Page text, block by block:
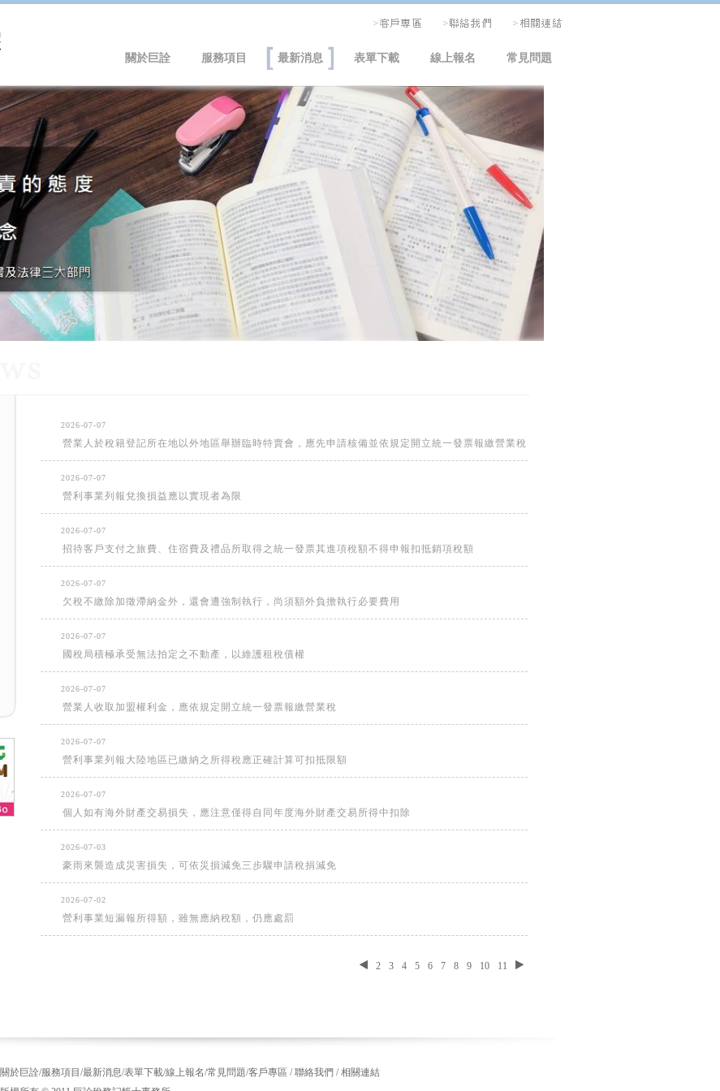
關於巨詮 服務項目 最新消息 表單下載 線上報名 常見問題
2026-07-07
營業人於稅籍登記所在地以外地區舉辦臨時特賣會，應先申請核備並依規定開立統一發票報繳營業稅
2026-07-07
營利事業列報兌換損益應以實現者為限
2026-07-07
招待客戶支付之旅費、住宿費及禮品所取得之統一發票其進項稅額不得申報扣抵銷項稅額
2026-07-07
欠稅不繳除加徵滯納金外，還會遭強制執行，尚須額外負擔執行必要費用
2026-07-07
國稅局積極承受無法拍定之不動產，以維護租稅債權
2026-07-07
營業人收取加盟權利金，應依規定開立統一發票報繳營業稅
2026-07-07
營利事業列報大陸地區已繳納之所得稅應正確計算可扣抵限額
2026-07-07
個人如有海外財產交易損失，應注意僅得自同年度海外財產交易所得中扣除
2026-07-03
豪雨來襲造成災害損失，可依災損減免三步驟申請稅捐減免
2026-07-02
營利事業短漏報所得額，雖無應納稅額，仍應處罰
2 3 4 5 6 7 8 9 10 11
關於巨詮/服務項目 /最新消息/表單下載/線上報名/常見問題/客戶專區 /聯絡我們 /相關連結